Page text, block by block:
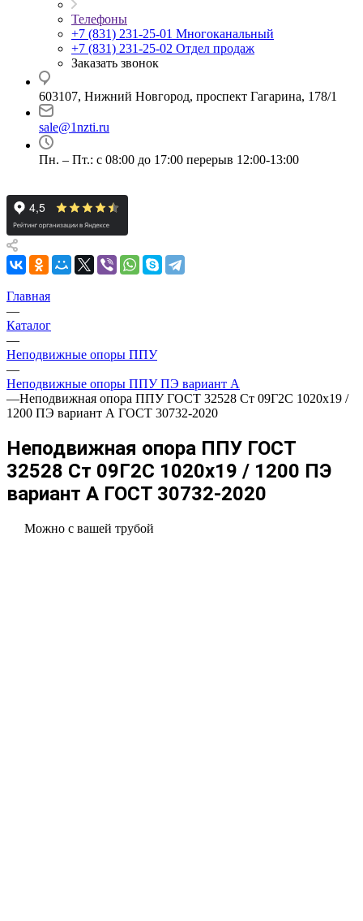
Телефоны
+7 (831) 231-25-01 Многоканальный
+7 (831) 231-25-02 Отдел продаж
Заказать звонок
603107, Нижний Новгород, проспект Гагарина, 178/1
sale@1nzti.ru
Пн. – Пт.: с 08:00 до 17:00 перерыв 12:00-13:00
Главная
—
Каталог
—
Неподвижные опоры ППУ
—
Неподвижные опоры ППУ ПЭ вариант А
—Неподвижная опора ППУ ГОСТ 32528 Ст 09Г2С 1020x19 /
1200 ПЭ вариант А ГОСТ 30732-2020
Неподвижная опора ППУ ГОСТ
32528 Ст 09Г2С 1020x19 / 1200 ПЭ
вариант А ГОСТ 30732-2020
Можно с вашей трубой